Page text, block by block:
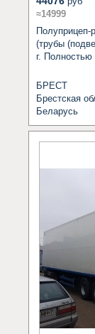
≈14999
(трубы
г.
БРЕСТ
Брестская
Беларусь